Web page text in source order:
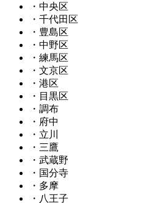
・中央区
・千代田区
・豊島区
・中野区
・練馬区
・文京区
・港区
・目黒区
・調布
・府中
・立川
・三鷹
・武蔵野
・国分寺
・多摩
・八王子